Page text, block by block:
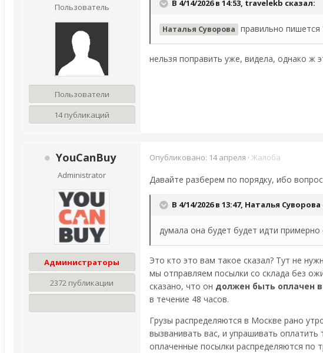
Пользователь
Пользователи
14 публикаций
В 4/14/2026 в 14:53, travelekb сказал:
Наталья Суворова правильно пишется
нельзя поправить уже, видела, однако ж
YouCanBuy
Administrator
Администраторы
2372 публикации
Опубликовано: 14 апреля · Жалоба
Давайте разберем по порядку, ибо
В 4/14/2026 в 13:47, Наталья Суворова
думала она будет будет идти
Это кто это вам такое сказал? Тут не
мы отправляем посылки со склада без
сказано, что он должен быть оплачен
в течение 48 часов.
Грузы распределяются в Москве рано
вызванивать вас, и упрашивать
оплаченные посылки распределяются по